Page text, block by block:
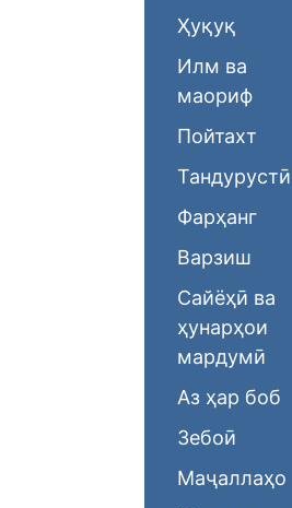
Ҳуқуқ
Илм ва
маориф
Пойтахт
Тандурустӣ
Фарҳанг
Варзиш
Сайёҳӣ ва
ҳунарҳои
мардумӣ
Аз ҳар боб
Зебоӣ
Маҷаллаҳо